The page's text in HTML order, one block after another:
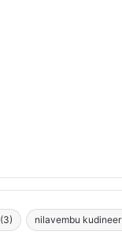
(3) nilavembu kudineer